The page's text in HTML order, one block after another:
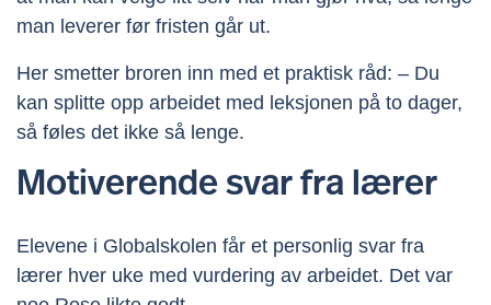
man leverer før fristen går ut.
Her smetter broren inn med et praktisk råd: – Du
kan splitte opp arbeidet med leksjonen på to dager,
så føles det ikke så lenge.
Motiverende svar fra lærer
Elevene i Globalskolen får et personlig svar fra
lærer hver uke med vurdering av arbeidet. Det var